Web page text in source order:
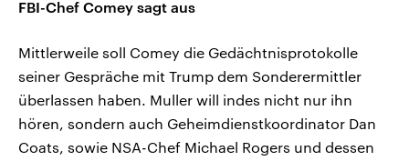
FBI-Chef Comey sagt aus
Mittlerweile soll Comey die Gedächtnisprotokolle
seiner Gespräche mit Trump dem Sonderermittler
überlassen haben. Muller will indes nicht nur ihn
hören, sondern auch Geheimdienstkoordinator Dan
Coats, sowie NSA-Chef Michael Rogers und dessen